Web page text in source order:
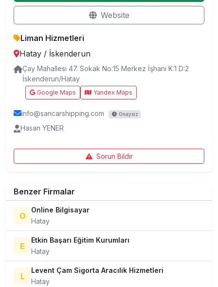
Website
Liman Hizmetleri
Hatay / İskenderun
Çay Mahallesi 47. Sokak No:15 Merkez İşhanı K:1 D:2
İskenderun/Hatay
Google Maps Yandex Maps
info@sancarshipping.com Onaysız
Hasan YENER
Sorun Bildir
Benzer Firmalar
O
Online Bilgisayar
Hatay
E
Etkin Başarı Eğitim Kurumları
Hatay
L
Levent Çam Sigorta Aracılık Hizmetleri
Hatay